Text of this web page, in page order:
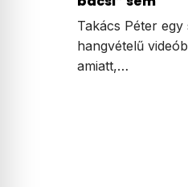
Takács Péter
hangvételű
amiatt,…